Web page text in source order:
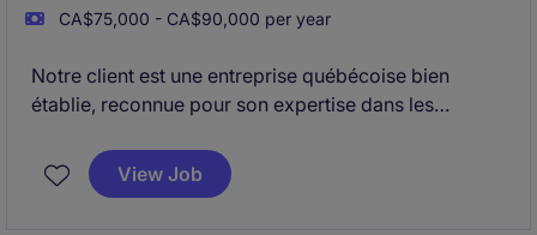
CA$75,000 - CA$90,000 per year
Notre client est une entreprise québécoise bien
établie, reconnue pour son expertise dans les
et institutionnelle. Présente depuis plusieurs
décennies, elle est solidement implantée dans la
View Job